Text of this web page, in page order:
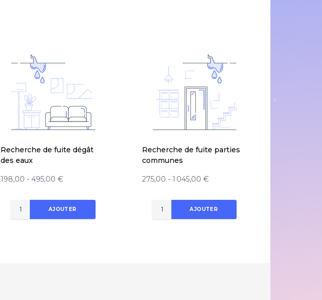
Recherche de fuite dégât
des eaux
198,00 - 495,00 €
AJOUTER
Recherche de fuite parties
communes
275,00 - 1 045,00 €
AJOUTER